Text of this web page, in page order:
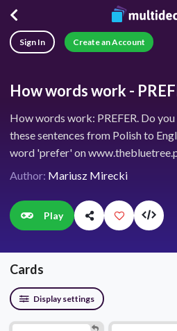
Sign In Create an Account
How words work -
How words work: PREFER. Do
these sentences from Polish to
word 'prefer' on
Author: Mariusz Mirecki
Play
Cards
Display settings